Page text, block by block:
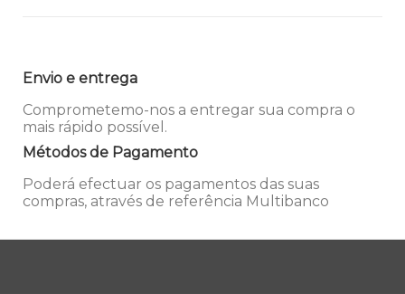
Envio e entrega
Comprometemo-nos a entregar sua compra o
mais rápido possível.
Métodos de Pagamento
Poderá efectuar os pagamentos das suas
compras, através de referência Multibanco